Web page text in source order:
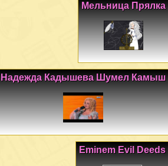
Мельница Прялка
Надежда Кадышева Шумел Камыш
Eminem Evil Deeds